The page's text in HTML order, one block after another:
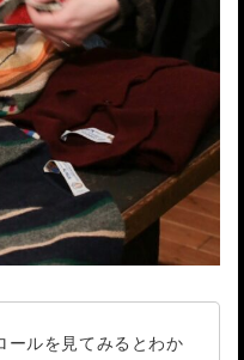
ールを見てみるとわか